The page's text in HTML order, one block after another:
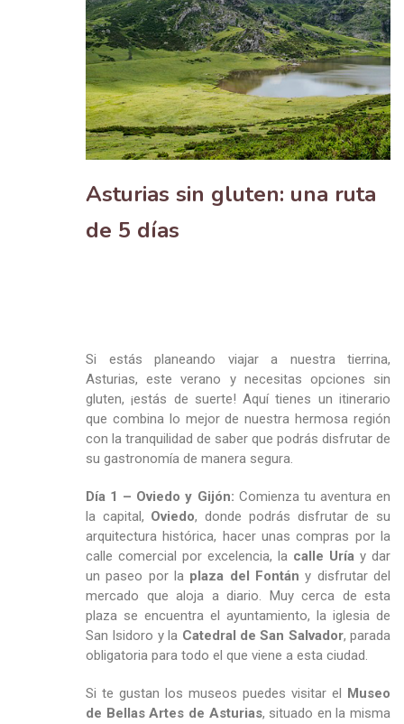
Asturias sin gluten: una ruta
de 5 días
Si estás planeando viajar a nuestra tierrina,
Asturias, este verano y necesitas opciones sin
gluten, ¡estás de suerte! Aquí tienes un itinerario
que combina lo mejor de nuestra hermosa región
con la tranquilidad de saber que podrás disfrutar de
su gastronomía de manera segura.
Día 1 – Oviedo y Gijón: Comienza tu aventura en
la capital, Oviedo, donde podrás disfrutar de su
arquitectura histórica, hacer unas compras por la
calle comercial por excelencia, la calle Uría y dar
un paseo por la plaza del Fontán y disfrutar del
mercado que aloja a diario. Muy cerca de esta
plaza se encuentra el ayuntamiento, la iglesia de
San Isidoro y la Catedral de San Salvador, parada
obligatoria para todo el que viene a esta ciudad.
Si te gustan los museos puedes visitar el Museo
de Bellas Artes de Asturias, situado en la misma